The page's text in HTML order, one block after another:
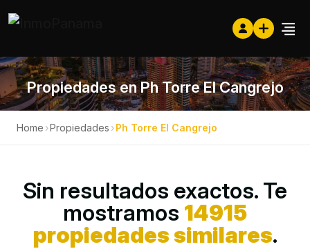
Propiedades en Ph Torre El Cangrejo
Home ›Propiedades ›Ph Torre El Cangrejo
Sin resultados exactos. Te
mostramos 14915
propiedades similares.